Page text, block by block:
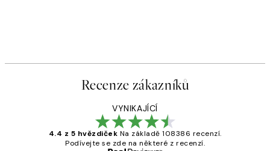
Recenze zákazníků
VYNIKAJÍCÍ
4.4 z 5 hvězdiček Na základě 108386 recenzí.
Podívejte se zde na některé z recenzí.